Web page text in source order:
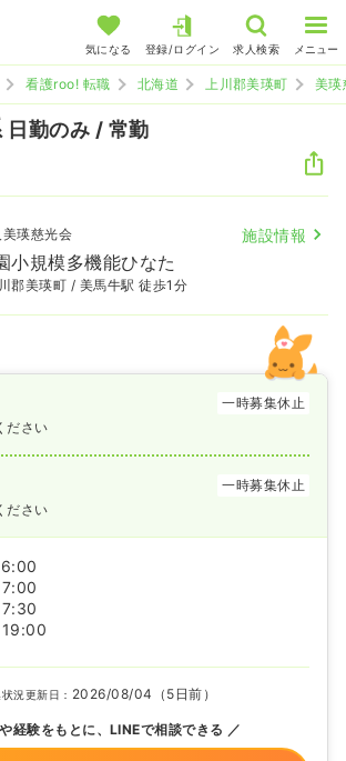
気になる 登録/ログイン 求人検索 メニュー
看護roo! 転職 北海道 上川郡美瑛町 美瑛
日勤のみ / 常勤
瑛慈光会 施設情報
小規模多機能ひなた
郡美瑛町 / 美馬牛駅 徒歩1分
一時募集休止
ださい
一時募集休止
ださい
況更新日： 2026/08/04（5日前）
経験をもとに、LINEで相談できる